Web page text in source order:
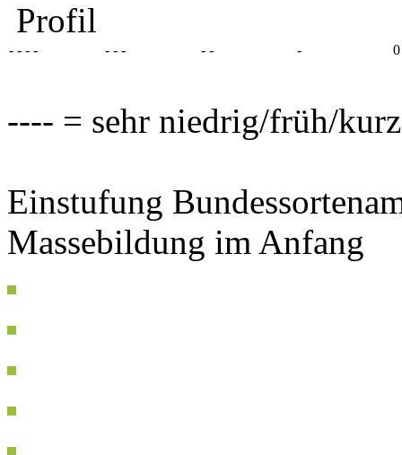
Profil
- - - - - - - - - - 0
---- = sehr niedrig/früh/
Einstufung
Massebildung im Anfang